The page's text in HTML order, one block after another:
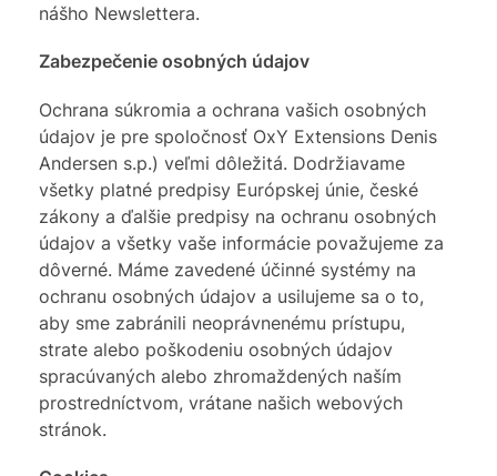
nášho Newslettera.
Zabezpečenie osobných údajov
Ochrana súkromia a ochrana vašich osobných
údajov je pre spoločnosť OxY Extensions Denis
Andersen s.p.) veľmi dôležitá. Dodržiavame
všetky platné predpisy Európskej únie, české
zákony a ďalšie predpisy na ochranu osobných
údajov a všetky vaše informácie považujeme za
dôverné. Máme zavedené účinné systémy na
ochranu osobných údajov a usilujeme sa o to,
aby sme zabránili neoprávnenému prístupu,
strate alebo poškodeniu osobných údajov
spracúvaných alebo zhromaždených naším
prostredníctvom, vrátane našich webových
stránok.